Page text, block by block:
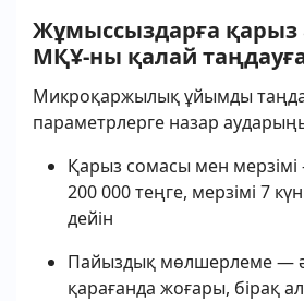
Жұмыссыздарға қарыз
МҚҰ-ны қалай
Микроқаржылық ұйымды
параметрлерге назар
Қарыз сомасы мен мерзімі
200 000 теңге, мерзімі 7
дейін
Пайыздық мөлшерлеме —
қарағанда жоғары, бірақ